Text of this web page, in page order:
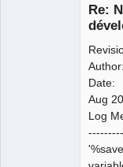
Re:
Date:
Aug
Log